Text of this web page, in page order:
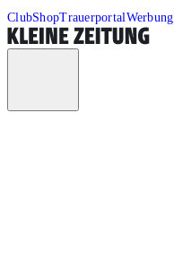
ClubShopTrauerportalWerbung